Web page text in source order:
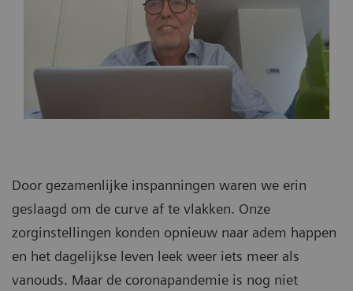
Door gezamenlijke inspanningen waren we erin
geslaagd om de curve af te vlakken. Onze
zorginstellingen konden opnieuw naar adem happen
en het dagelijkse leven leek weer iets meer als
vanouds. Maar de coronapandemie is nog niet